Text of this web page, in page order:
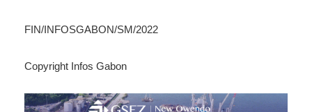
FIN/INFOSGABON/SM/2022
Copyright Infos Gabon